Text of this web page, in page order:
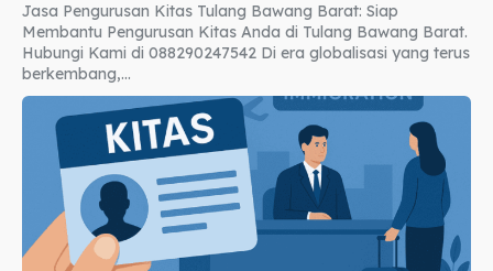
Jasa Pengurusan Kitas Tulang Bawang Barat: Siap
Membantu Pengurusan Kitas Anda di Tulang Bawang Barat.
Hubungi Kami di 088290247542 Di era globalisasi yang terus
berkembang,...